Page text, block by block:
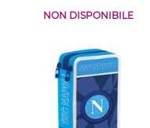
NON DISPONIBILE